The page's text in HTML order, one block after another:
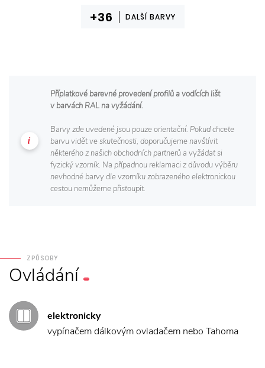
DALŠÍ BARVY
Příplatkové barevné provedení profilů a vodících lišt
v barvách RAL na vyžádání.
Barvy zde uvedené jsou pouze orientační. Pokud chcete
barvu vidět ve skutečnosti, doporučujeme navštívit
některého z našich obchodních partnerů a vyžádat si
fyzický vzorník. Na případnou reklamaci z důvodu výběru
nevhodné barvy dle vzorníku zobrazeného elektronickou
cestou nemůžeme přistoupit.
ZPŮSOBY
Ovládání
elektronicky
vypínačem dálkovým ovladačem nebo Tahoma